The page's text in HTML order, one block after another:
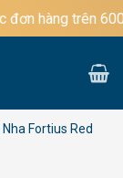
hàng trên
Fortius Red